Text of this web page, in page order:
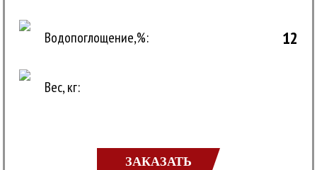
Водопоглощение,%: 12
Вес, кг:
ЗАКАЗАТЬ